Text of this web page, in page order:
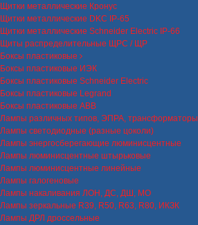
Щитки металлические Кронус
Щитки металлические DKC IP-65
Щитки металлические Schneider Electric IP-66
Щиты распределительные ЩРС / ЩР
Боксы пластиковые
Боксы пластиковые ИЭК
Боксы пластиковые Schneider Electric
Боксы пластиковые Legrand
Боксы пластиковые ABB
Лампы различных типов, ЭПРА, трансформаторы
Лампы светодиодные (разные цоколи)
Лампы энергосберегающие люминисцентные
Лампы люминисцентные штырьковые
Лампы люминисцентные линейные
Лампы галогеновые
Лампы накаливания ЛОН, ДС, ДШ, МО
Лампы зеркальные R39, R50, R63, R80, ИКЗК
Лампы ДРЛ дроссельные